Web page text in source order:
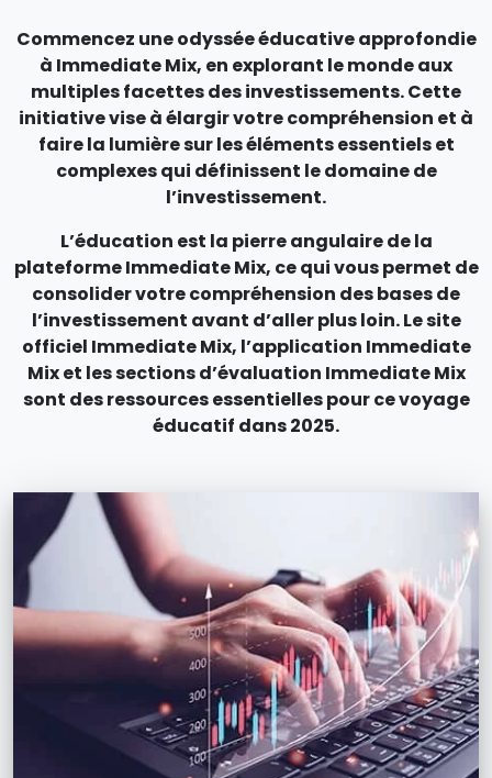
Commencez une odyssée éducative approfondie
à Immediate Mix, en explorant le monde aux
multiples facettes des investissements. Cette
initiative vise à élargir votre compréhension et à
faire la lumière sur les éléments essentiels et
complexes qui définissent le domaine de
l’investissement.
L’éducation est la pierre angulaire de la
plateforme Immediate Mix, ce qui vous permet de
consolider votre compréhension des bases de
l’investissement avant d’aller plus loin. Le site
officiel Immediate Mix, l’application Immediate
Mix et les sections d’évaluation Immediate Mix
sont des ressources essentielles pour ce voyage
éducatif dans 2025.